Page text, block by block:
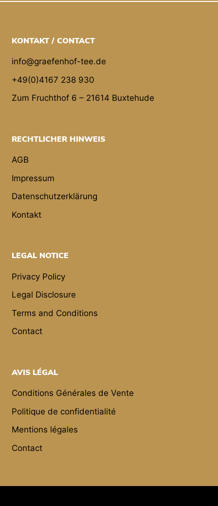
KONTAKT / CONTACT
info@graefenhof-tee.de
+49(0)4167 238 930
Zum Fruchthof 6 – 21614 Buxtehude
RECHTLICHER HINWEIS
AGB
Impressum
Datenschutzerklärung
Kontakt
LEGAL NOTICE
Privacy Policy
Legal Disclosure
Terms and Conditions
Contact
AVIS LÉGAL
Conditions Générales de Vente
Politique de confidentialité
Mentions légales
Contact